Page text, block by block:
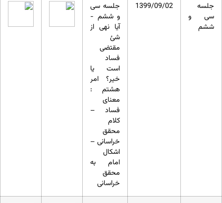
جلسه
سی و
ششم
1399/09/02
جلسه سی
و ششم -
آیا نهی از
شئ
مقتضی
فساد
است یا
خیر؟ امر
هشتم :
معنای
فساد –
کلام
محقق
خراسانی –
اشکال
امام به
محقق
خراسانی